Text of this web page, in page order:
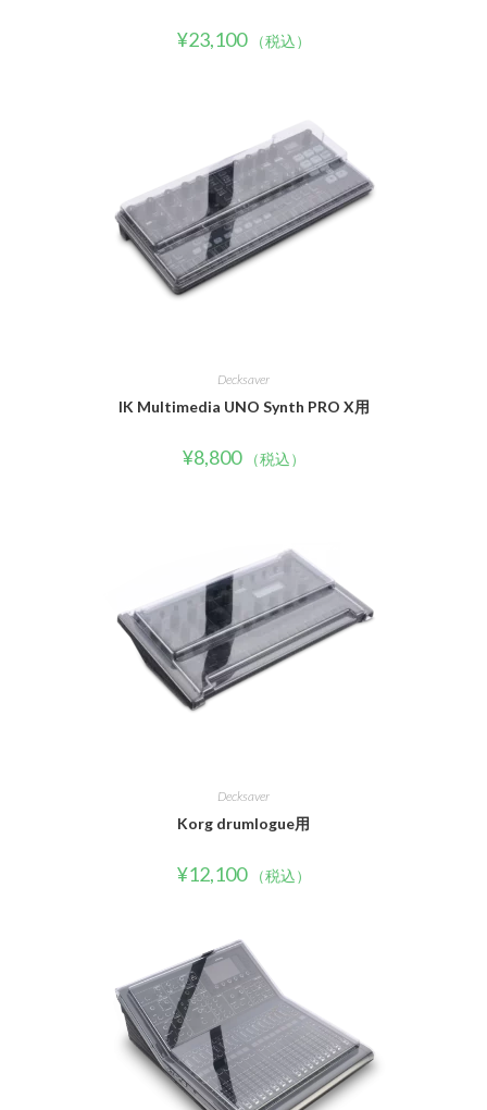
¥23,100 （税込）
Decksaver
IK Multimedia UNO Synth PRO X用
¥8,800 （税込）
Decksaver
Korg drumlogue用
¥12,100 （税込）